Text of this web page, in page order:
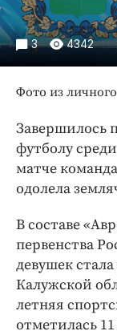
Спорт
ПРОЕКТЫ
Блоги
Издания
Клиника
Бренд
3 4342
Фото из
Завершилось
футболу
матче
одолела
В составе
первенства
девушек
Калужской
летняя
отметилась